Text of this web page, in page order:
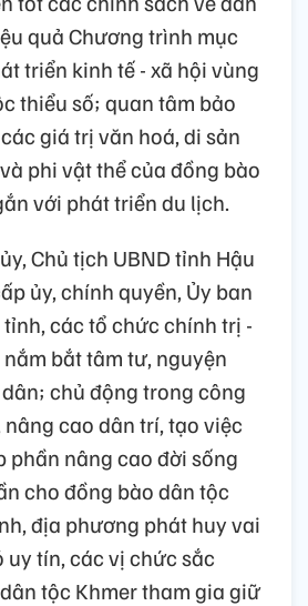
quả Chương trình mục
triển kinh tế - xã hội vùng
thiểu số; quan tâm bảo
giá trị văn hoá, di sản
phi vật thể của đồng bào
với phát triển du lịch.
Chủ tịch UBND tỉnh Hậu
ủy, chính quyền, Ủy ban
các tổ chức chính trị -
bắt tâm tư, nguyện
chủ động trong công
cao dân trí, tạo việc
phần nâng cao đời sống
cho đồng bào dân tộc
địa phương phát huy vai
tín, các vị chức sắc
tộc Khmer tham gia giữ